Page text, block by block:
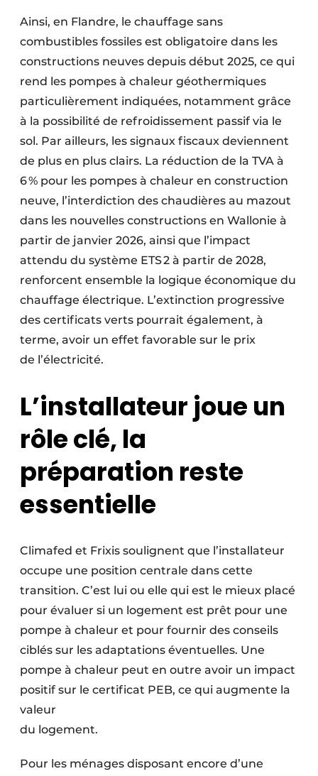
Ainsi, en Flandre, le chauffage sans
combustibles fossiles est obligatoire dans les
constructions neuves depuis début 2025, ce qui
rend les pompes à chaleur géothermiques
particulièrement indiquées, notamment grâce
à la possibilité de refroidissement passif via le
sol. Par ailleurs, les signaux fiscaux deviennent
de plus en plus clairs. La réduction de la TVA à
6 % pour les pompes à chaleur en construction
neuve, l’interdiction des chaudières au mazout
dans les nouvelles constructions en Wallonie à
partir de janvier 2026, ainsi que l’impact
attendu du système ETS 2 à partir de 2028,
renforcent ensemble la logique économique du
chauffage électrique. L’extinction progressive
des certificats verts pourrait également, à
terme, avoir un effet favorable sur le prix
de l’électricité.
L’installateur joue un
rôle clé, la
préparation reste
essentielle
Climafed et Frixis soulignent que l’installateur
occupe une position centrale dans cette
transition. C’est lui ou elle qui est le mieux placé
pour évaluer si un logement est prêt pour une
pompe à chaleur et pour fournir des conseils
ciblés sur les adaptations éventuelles. Une
pompe à chaleur peut en outre avoir un impact
positif sur le certificat PEB, ce qui augmente la
valeur
du logement.
Pour les ménages disposant encore d’une